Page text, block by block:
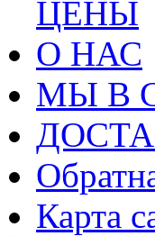
ЦЕНЫ
О НАС
МЫ В
Карта